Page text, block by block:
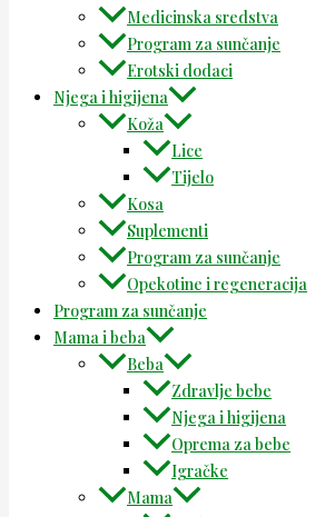
Medicinska sredstva
Program za sunčanje
Erotski dodaci
Njega i higijena
Koža
Lice
Tijelo
Kosa
Suplementi
Program za sunčanje
Opekotine i regeneracija
Program za sunčanje
Mama i beba
Beba
Zdravlje bebe
Njega i higijena
Oprema za bebe
Igračke
Mama